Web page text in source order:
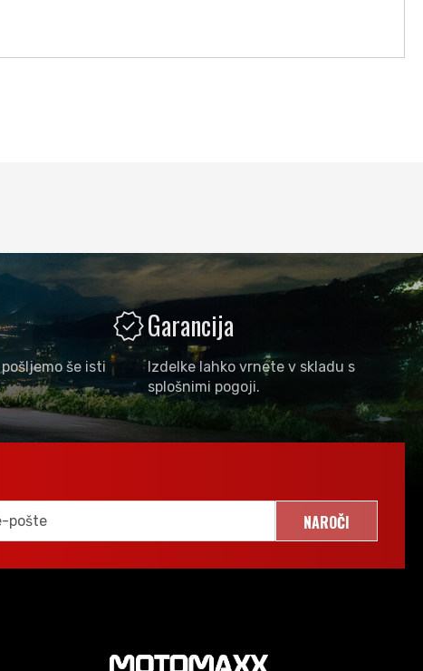
še isti
verifiedGarancija
Izdelke lahko vrnete v skladu s
splošnimi pogoji.
NAROČI